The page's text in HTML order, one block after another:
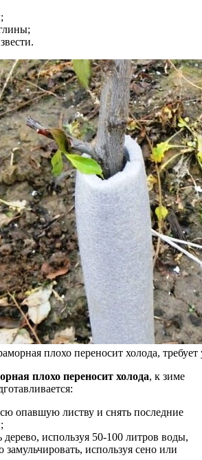
плохо переносит холода,
плохо переносит холода, к зиме
опавшую листву и снять последние
дерево, используя 50-100 литров воды,
замульчировать, используя сено или